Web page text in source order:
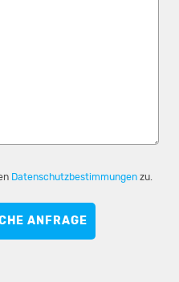
Datenschutzbestimmungen zu.
ANFRAGE